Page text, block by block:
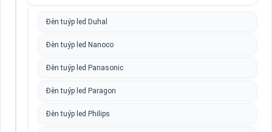
Đèn tuýp led Duhal
Đèn tuýp led Nanoco
Đèn tuýp led Panasonic
Đèn tuýp led Paragon
Đèn tuýp led Philips